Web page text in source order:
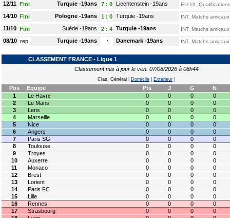
12/11 Fini Turquie -19ans 7: 0 Liechtenstein -19ans EU-19, Qualifications
14/10 Fini Pologne -19ans 1: 0 Turquie -19ans INT, Matchs amicaux
11/10 Fini Suède -19ans 2: 4 Turquie -19ans INT, Matchs amicaux
08/10 rep. Turquie -19ans : Danemark -19ans INT, Matchs amicaux
CLASSEMENT FRANCE - Ligue 1
Classement mis à jour le ven. 07/08/2026 à 08h44
Clas. Général Domicile Extérieur
Pos Equipe Pts J G
N
1
Le Havre 0 0 0
0
2
Le Mans 0 0 0
0
3
Lens 0 0 0
0
4
Marseille 0 0 0
0
5
Nice 0 0 0
0
6
Angers 0 0 0
0
7
Paris SG 0 0 0
0
8
Toulouse 0 0 0
0
9
Troyes 0 0 0
0
10
Auxerre 0 0 0
0
11
Monaco 0 0 0
0
12
Brest 0 0 0
0
13
Lorient 0 0 0
0
14
Paris FC 0 0 0
0
15
Lille 0 0 0
0
16
Rennes 0 0 0
0
17
Strasbourg 0 0 0
0